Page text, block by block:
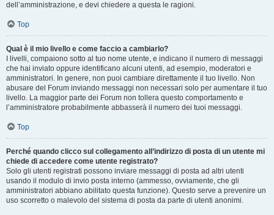
dell’amministrazione, e devi chiedere a questa le ragioni.
Top
Qual è il mio livello e come faccio a cambiarlo?
I livelli, compaiono sotto al tuo nome utente, e indicano il numero di messaggi
che hai inviato oppure identificano alcuni utenti, ad esempio, moderatori e
amministratori. In genere, non puoi cambiare direttamente il tuo livello. Non
abusare del Forum inviando messaggi non necessari solo per aumentare il tuo
livello. La maggior parte dei Forum non tollera questo comportamento e
l’amministratore probabilmente abbasserà il numero dei tuoi messaggi.
Top
Perché quando clicco sul collegamento all’indirizzo di posta di un utente mi
chiede di accedere come utente registrato?
Solo gli utenti registrati possono inviare messaggi di posta ad altri utenti
usando il modulo di invio posta interno (ammesso, ovviamente, che gli
amministratori abbiano abilitato questa funzione). Questo serve a prevenire un
uso scorretto o malevolo del sistema di posta da parte di utenti anonimi.